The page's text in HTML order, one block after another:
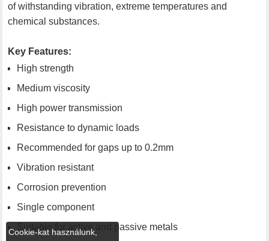
of withstanding vibration, extreme temperatures and
chemical substances.
Key Features:
High strength
Medium viscosity
High power transmission
Resistance to dynamic loads
Recommended for gaps up to 0.2mm
Vibration resistant
Corrosion prevention
Single component
Suitable for active and passive metals
Cookie-kat használunk,